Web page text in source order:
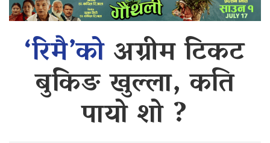
‘रिमै’कोअग्रीम टिकट
बुकिङ खुल्ला, कति
पायो शो ?